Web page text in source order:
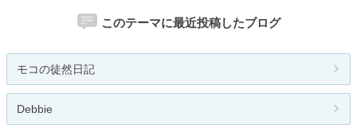
このテーマに最近投稿したブログ
モコの徒然日記
Debbie